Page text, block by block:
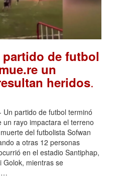
partido de futbol
un
heridos.
Un partido de futbol terminó
rayo impactara el terreno
del futbolista Sofwan
a otras 12 personas
en el estadio Santiphap,
Golok, mientras se
…